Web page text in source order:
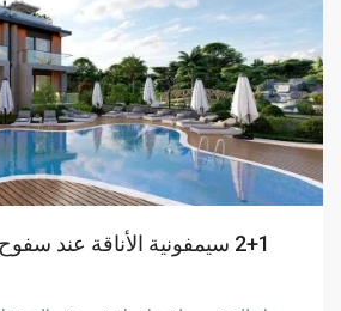
2+1 سيمفونية الأناقة عند سفوح جبال ألسانجاك ...